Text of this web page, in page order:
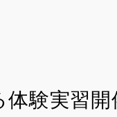
験実習開